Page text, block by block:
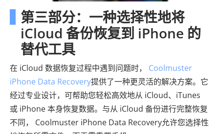
第三部分：一种选择性地将
iCloud 备份恢复到 iPhone 的
替代工具
在 iCloud 数据恢复过程中遇到问题时， Coolmuster
iPhone Data Recovery提供了一种更灵活的解决方案。它
经过专业设计，可帮助您轻松高效地从 iCloud、iTunes
或 iPhone 本身恢复数据。与从 iCloud 备份进行完整恢复
不同， Coolmuster iPhone Data Recovery允许您选择性